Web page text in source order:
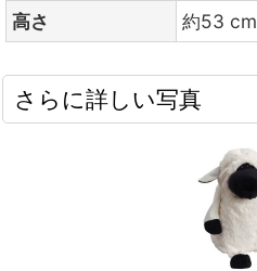
高さ 約53 cm
さらに詳しい写真